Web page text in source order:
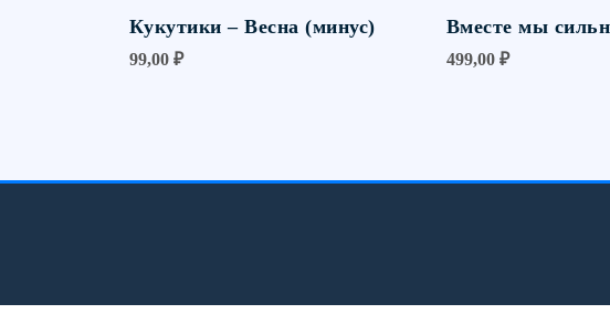
Кукутики – Весна (минус)
99,00 ₽
Вместе мы
499,00 ₽